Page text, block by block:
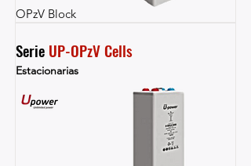
OPzV Block
Serie UP-OPzV Cells
Estacionarias